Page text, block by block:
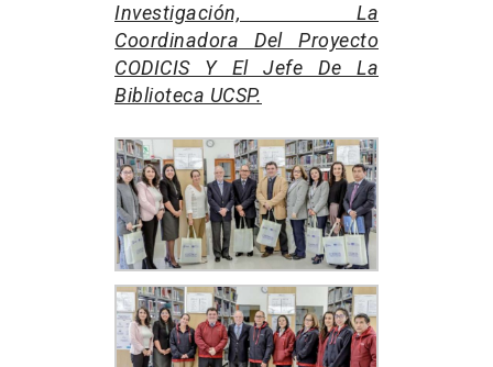
Investigación, La
Coordinadora Del Proyecto
CODICIS Y El Jefe De La
Biblioteca UCSP.